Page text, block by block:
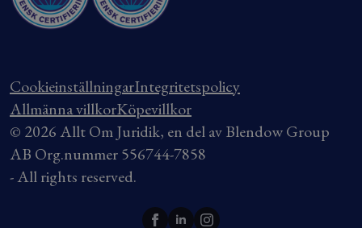
CookieinställningarIntegritetspolicy
Allmänna villkorKöpevillkor
© 2026 Allt Om Juridik, en del av Blendow Group
AB Org.nummer 556744-7858
- All rights reserved.